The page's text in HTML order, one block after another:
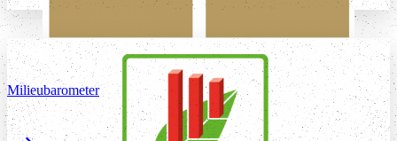
Milieubarometer